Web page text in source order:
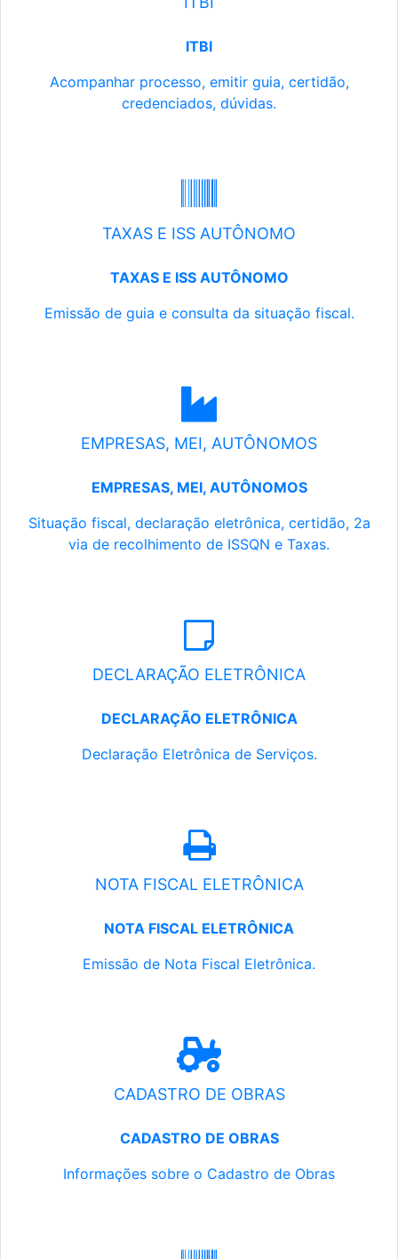
ITBI
Acompanhar processo, emitir guia, certidão,
credenciados, dúvidas.
TAXAS E ISS AUTÔNOMO
TAXAS E ISS AUTÔNOMO
Emissão de guia e consulta da situação fiscal.
EMPRESAS, MEI, AUTÔNOMOS
EMPRESAS, MEI, AUTÔNOMOS
Situação fiscal, declaração eletrônica, certidão, 2a
via de recolhimento de ISSQN e Taxas.
DECLARAÇÃO ELETRÔNICA
DECLARAÇÃO ELETRÔNICA
Declaração Eletrônica de Serviços.
NOTA FISCAL ELETRÔNICA
NOTA FISCAL ELETRÔNICA
Emissão de Nota Fiscal Eletrônica.
CADASTRO DE OBRAS
CADASTRO DE OBRAS
Informações sobre o Cadastro de Obras